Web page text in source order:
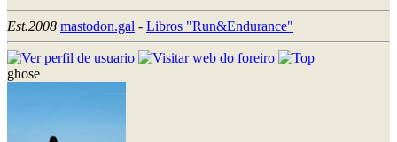
Est.2008 mastodon.gal - Libros "Run&Endurance"
ghose